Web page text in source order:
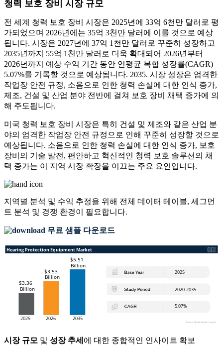
청력 보호 장비 시장 규모
전 세계 청력 보호 장비 시장은 2025년에 33억 6천만 달러로 평
가되었으며 2026년에는 35억 3천만 달러에 이를 것으로 예상
됩니다. 시장은 2027년에 37억 1천만 달러로 꾸준히 성장하고
2035년까지 55억 1천만 달러로 더욱 확대되어 2026년부터
2026년까지 예상 수익 기간 동안 연평균 복합 성장률(CAGR)
5.07%를 기록할 것으로 예상됩니다. 2035. 시장 성장은 엄격한
작업장 안전 규정, 소음으로 인한 청력 손실에 대한 인식 증가,
제조, 건설 및 산업 분야 전반에 걸쳐 보호 장비 채택 증가에 의
해 주도됩니다.
미국 청력 보호 장비 시장은 특히 건설 및 제조와 같은 산업 분
야의 엄격한 작업장 안전 규정으로 인해 꾸준히 성장할 것으로
예상됩니다. 소음으로 인한 청력 손실에 대한 인식 증가, 보호
장비의 기술 발전, 편안하고 혁신적인 청력 보호 솔루션의 채
택 증가는 이 지역 시장 확장을 이끄는 주요 요인입니다.
지역별 분석 및 수익 추정을 위해 전체 데이터 테이블, 세그먼
트 분석 및 경쟁 환경이 필요합니다.
무료 샘플 다운로드
시장 규모 및 성장 추세 에 대한 종합적인 인사이트 확보